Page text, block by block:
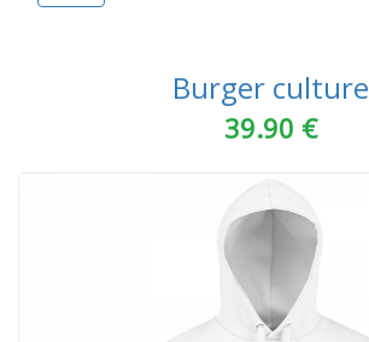
Burger culture
39.90 €